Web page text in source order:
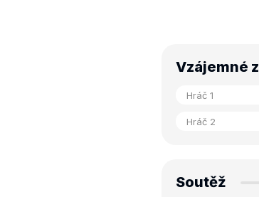
Vzájemné
Soutěž